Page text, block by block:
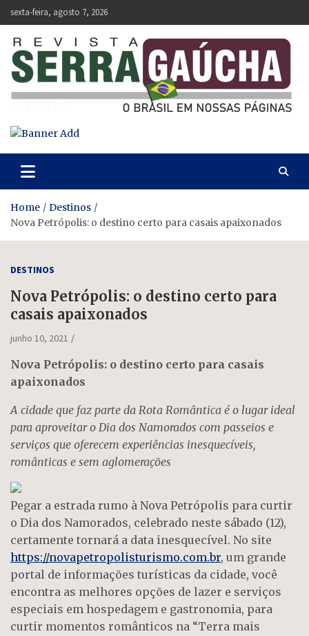
to
content
sexta-feira, agosto 7, 2026
Revista Serra Gaúcha
Home
Destinos
Nova Petrópolis: o destino certo para casais apaixonados
DESTINOS
Nova Petrópolis: o destino certo para
casais apaixonados
junho 10, 2021
Nova Petrópolis: o destino certo para casais
apaixonados
A cidade que faz parte da Rota Romântica é o lugar ideal
para aproveitar o Dia dos Namorados com passeios e
serviços que oferecem experiências inesquecíveis,
românticas e sem aglomerações
Pegar a estrada rumo à Nova Petrópolis para curtir
o Dia dos Namorados, celebrado neste sábado (12),
certamente tornará a data inesquecível. No site
https://novapetropolisturismo.com.br, um grande
portal de informações turísticas da cidade, você
encontra as melhores opções de lazer e serviços
especiais em hospedagem e gastronomia, para
curtir momentos românticos na “Terra mais